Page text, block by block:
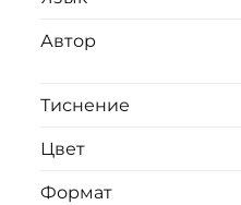
Автор
Тиснение
Цвет
Формат